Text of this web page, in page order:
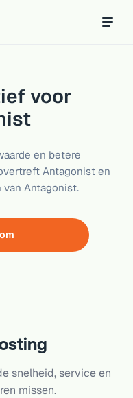
voor
en betere
Antagonist en
Antagonist.
snelheid, service en
missen.